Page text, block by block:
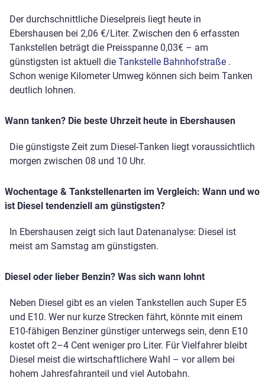
Der durchschnittliche Dieselpreis liegt heute in
Ebershausen bei 2,06 €/Liter. Zwischen den 6 erfassten
Tankstellen beträgt die Preisspanne 0,03€ – am
günstigsten ist aktuell die Tankstelle Bahnhofstraße .
Schon wenige Kilometer Umweg können sich beim Tanken
deutlich lohnen.
Wann tanken? Die beste Uhrzeit heute in Ebershausen
Die günstigste Zeit zum Diesel-Tanken liegt voraussichtlich
morgen zwischen 08 und 10 Uhr.
Wochentage & Tankstellenarten im Vergleich: Wann und wo
ist Diesel tendenziell am günstigsten?
In Ebershausen zeigt sich laut Datenanalyse: Diesel ist
meist am Samstag am günstigsten.
Diesel oder lieber Benzin? Was sich wann lohnt
Neben Diesel gibt es an vielen Tankstellen auch Super E5
und E10. Wer nur kurze Strecken fährt, könnte mit einem
E10-fähigen Benziner günstiger unterwegs sein, denn E10
kostet oft 2–4 Cent weniger pro Liter. Für Vielfahrer bleibt
Diesel meist die wirtschaftlichere Wahl – vor allem bei
hohem Jahresfahranteil und viel Autobahn.